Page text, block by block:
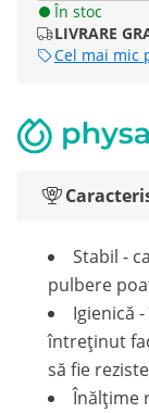
În stoc
LIVRARE
Cel mai mic
Stabil -
pulbere
Igienică
întreținut
să fie
Înălțime